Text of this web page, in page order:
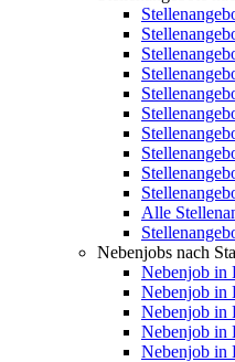
Alle
Nebenjobs nach
Nebenjob in
Nebenjob in
Nebenjob in
Nebenjob in
Nebenjob in